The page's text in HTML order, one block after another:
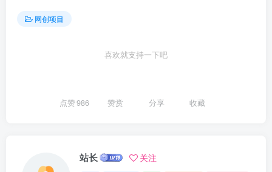
网创项目
喜欢就支持一下吧
点赞986 赞赏 分享 收藏
站长 关注